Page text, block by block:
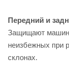
Передний и
Защищают
неизбежных при
склонах.